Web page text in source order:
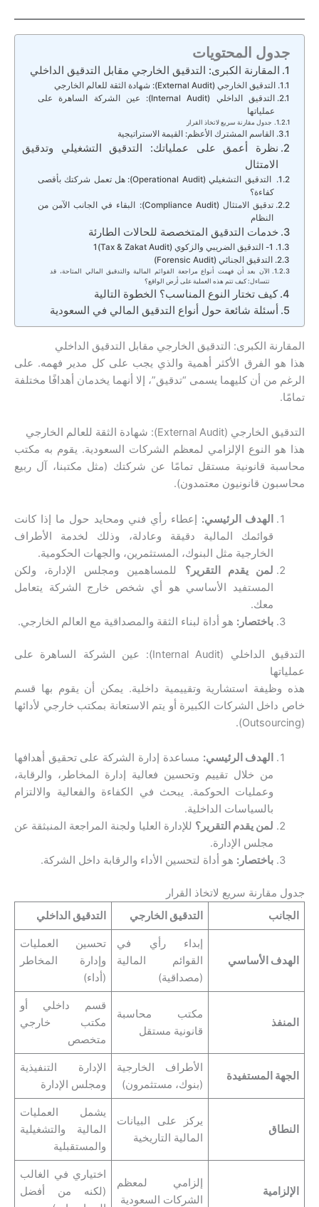
جدول المحتويات
المقارنة الكبرى: التدقيق الخارجي مقابل التدقيق الداخلي
التدقيق الخارجي (External Audit): شهادة الثقة للعالم الخارجي
التدقيق الداخلي (Internal Audit): عين الشركة الساهرة على
عملياتها
جدول مقارنة سريع لاتخاذ القرار
القاسم المشترك الأعظم: القيمة الاستراتيجية
نظرة أعمق على عملياتك: التدقيق التشغيلي وتدقيق
الامتثال
التدقيق التشغيلي (Operational Audit): هل تعمل شركتك بأقصى
كفاءة؟
تدقيق الامتثال (Compliance Audit): البقاء في الجانب الآمن من
النظام
خدمات التدقيق المتخصصة للحالات الطارئة
1- التدقيق الضريبي والزكوي (Tax & Zakat Audit)1
التدقيق الجنائي (Forensic Audit)
الآن بعد أن فهمت أنواع مراجعة القوائم المالية والتدقيق المالي المتاحة، قد
تتساءل: كيف تتم هذه العملية على أرض الواقع؟
كيف تختار النوع المناسب؟ الخطوة التالية
أسئلة شائعة حول أنواع التدقيق المالي في السعودية
المقارنة الكبرى: التدقيق الخارجي مقابل التدقيق الداخلي
هذا هو الفرق الأكثر أهمية والذي يجب على كل مدير فهمه. على
الرغم من أن كليهما يسمى “تدقيق”، إلا أنهما يخدمان أهدافًا مختلفة
تمامًا.
التدقيق الخارجي (External Audit): شهادة الثقة للعالم الخارجي
هذا هو النوع الإلزامي لمعظم الشركات السعودية. يقوم به مكتب
محاسبة قانونية مستقل تمامًا عن شركتك (مثل مكتبنا، آل ربيع
محاسبون قانونيون معتمدون).
الهدف الرئيسي: إعطاء رأي فني ومحايد حول ما إذا كانت
قوائمك المالية دقيقة وعادلة، وذلك لخدمة الأطراف
الخارجية مثل البنوك، المستثمرين، والجهات الحكومية.
لمن يقدم التقرير؟ للمساهمين ومجلس الإدارة، ولكن
المستفيد الأساسي هو أي شخص خارج الشركة يتعامل
معك.
باختصار: هو أداة لبناء الثقة والمصداقية مع العالم الخارجي.
التدقيق الداخلي (Internal Audit): عين الشركة الساهرة على
عملياتها
هذه وظيفة استشارية وتقييمية داخلية. يمكن أن يقوم بها قسم
خاص داخل الشركات الكبيرة أو يتم الاستعانة بمكتب خارجي لأدائها
(Outsourcing).
الهدف الرئيسي: مساعدة إدارة الشركة على تحقيق أهدافها
من خلال تقييم وتحسين فعالية إدارة المخاطر، والرقابة،
وعمليات الحوكمة. يبحث في الكفاءة والفعالية والالتزام
بالسياسات الداخلية.
لمن يقدم التقرير؟ للإدارة العليا ولجنة المراجعة المنبثقة عن
مجلس الإدارة.
باختصار: هو أداة لتحسين الأداء والرقابة داخل الشركة.
جدول مقارنة سريع لاتخاذ القرار
الجانب
التدقيق الخارجي التدقيق الداخلي
الهدف الأساسي
إبداء رأي في
القوائم المالية
(مصداقية)
تحسين العمليات
وإدارة المخاطر
(أداء)
المنفذ
مكتب محاسبة
قانونية مستقل
قسم داخلي أو
مكتب خارجي
متخصص
الجهة المستفيدة
الأطراف الخارجية
(بنوك، مستثمرون)
الإدارة التنفيذية
ومجلس الإدارة
النطاق
يركز على البيانات
المالية التاريخية
يشمل العمليات
المالية والتشغيلية
والمستقبلية
الإلزامية
إلزامي لمعظم
الشركات السعودية
اختياري في الغالب
(لكنه من أفضل